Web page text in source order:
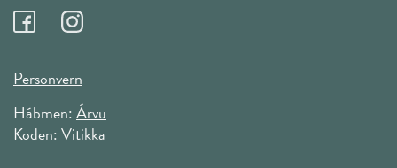
Personvern
Hábmen:Árvu
Koden:Vitikka